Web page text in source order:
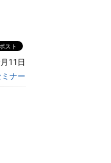
11日
ミナー